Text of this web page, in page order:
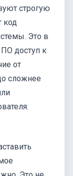
строгую
код
Это в
доступ к
от
сложнее